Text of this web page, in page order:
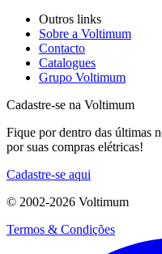
Outros links
Sobre a Voltimum
Contacto
Catalogues
Grupo Voltimum
Cadastre-se na Voltimum
Fique por dentro das últimas
por suas compras elétricas!
Cadastre-se aqui
© 2002-2026 Voltimum
Termos & Condições